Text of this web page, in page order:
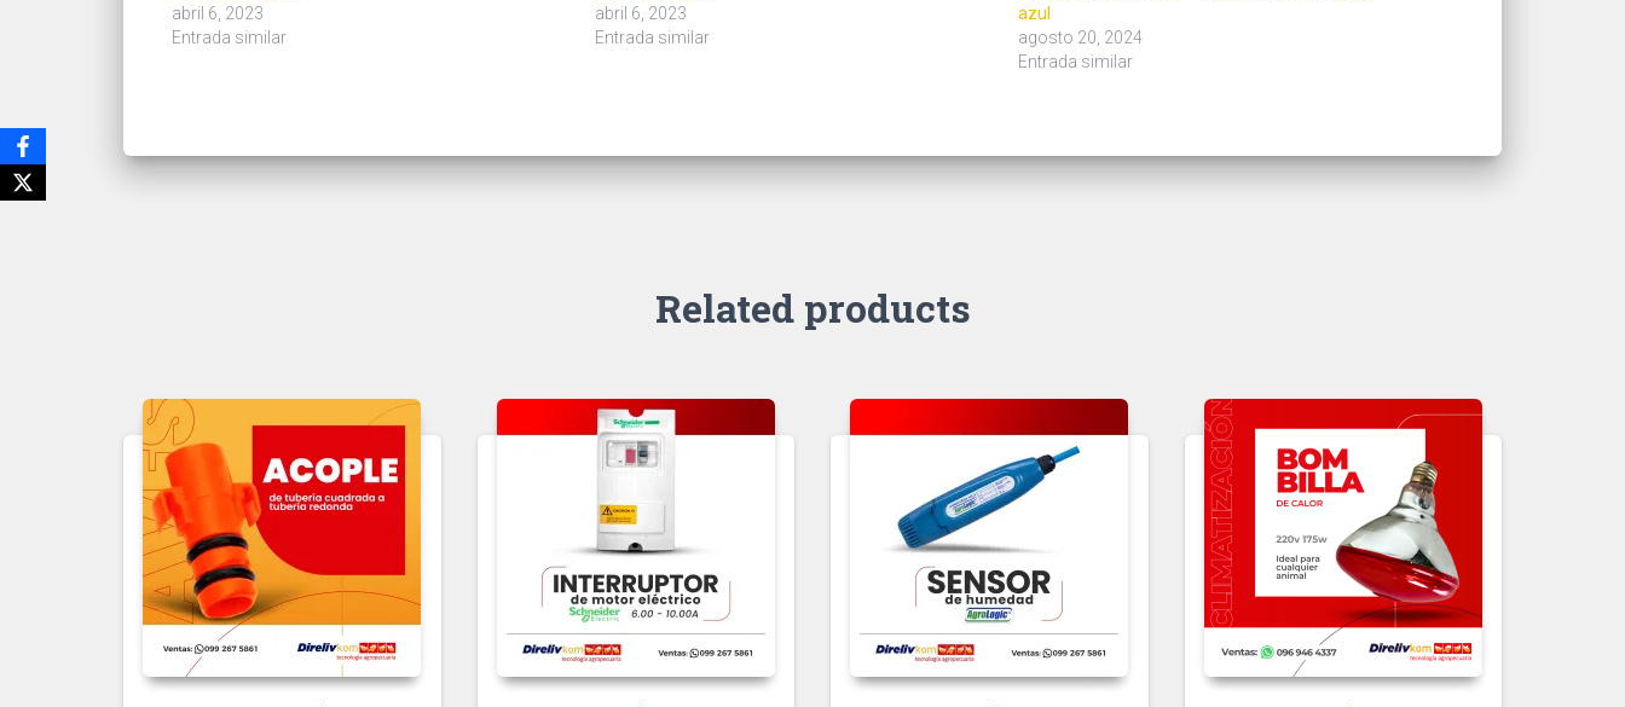
abril 6, 2023
Entrada similar
abril 6, 2023
Entrada similar
azul
agosto 20, 2024
Entrada similar
Related products